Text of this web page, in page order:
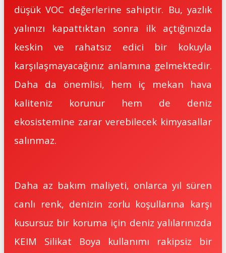
düşük VOC değerlerine sahiptir. Bu, yazlık
yalınızı kapattıktan sonra ilk açtığınızda
keskin ve rahatsız edici bir kokuyla
karşılaşmayacağınız anlamına gelmektedir.
Daha da önemlisi, hem iç mekan hava
kaliteniz korunur hem de deniz
ekosistemine zarar verebilecek kimyasallar
salınmaz.
Daha az bakım maliyeti, onlarca yıl süren
canlı renk, denizin zorlu koşullarına karşı
kusursuz bir koruma için deniz yalılarınızda
KEIM Silikat Boya kullanımı rakipsiz bir